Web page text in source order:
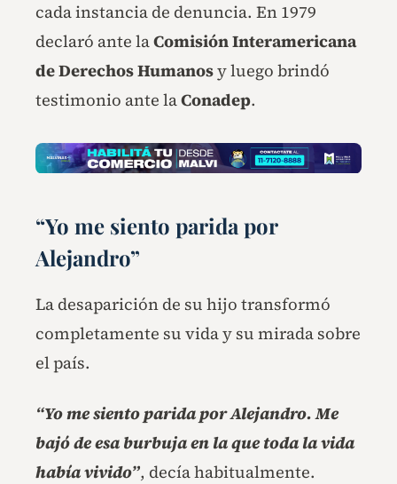
cada instancia de denuncia. En 1979
declaró ante laComisión Interamericana
de Derechos Humanosy luego brindó
testimonio ante laConadep.
“Yo me siento parida por
Alejandro”
La desaparición de su hijo transformó
completamente su vida y su mirada sobre
el país.
“Yo me siento parida por Alejandro. Me
bajó de esa burbuja en la que toda la vida
había vivido”, decía habitualmente.